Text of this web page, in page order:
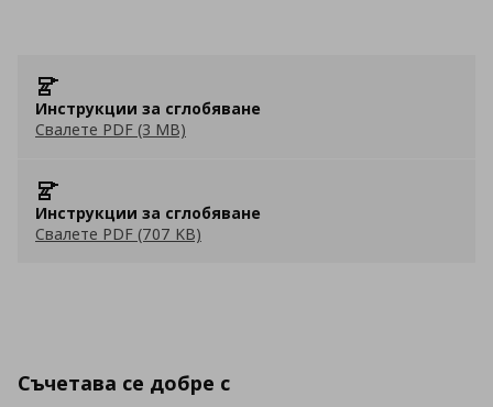
Инструкции за сглобяване
Свалете PDF (3 MB)
Инструкции за сглобяване
Свалете PDF (707 KB)
Съчетава се добре с